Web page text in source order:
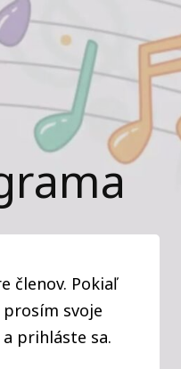
členov. Pokiaľ
svoje
prihláste sa.